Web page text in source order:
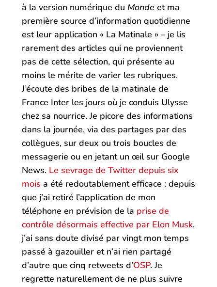
à la version numérique du Monde et ma
première source d’information quotidienne
est leur application « La Matinale » – je lis
rarement des articles qui ne proviennent
pas de cette sélection, qui présente au
moins le mérite de varier les rubriques.
J’écoute des bribes de la matinale de
France Inter les jours où je conduis Ulysse
chez sa nourrice. Je picore des informations
dans la journée, via des partages par des
collègues, sur deux ou trois boucles de
messagerie ou en jetant un œil sur Google
News. Le sevrage de Twitter depuis six
mois a été redoutablement efficace : depuis
que j’ai retiré l’application de mon
téléphone en prévision de la prise de
contrôle désormais effective par Elon Musk,
j’ai sans doute divisé par vingt mon temps
passé à gazouiller et n’ai rien partagé
d’autre que cinq retweets d’OSP. Je
regrette naturellement de ne plus suivre